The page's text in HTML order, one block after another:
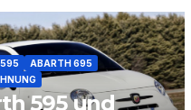
ABARTH 695
595 und